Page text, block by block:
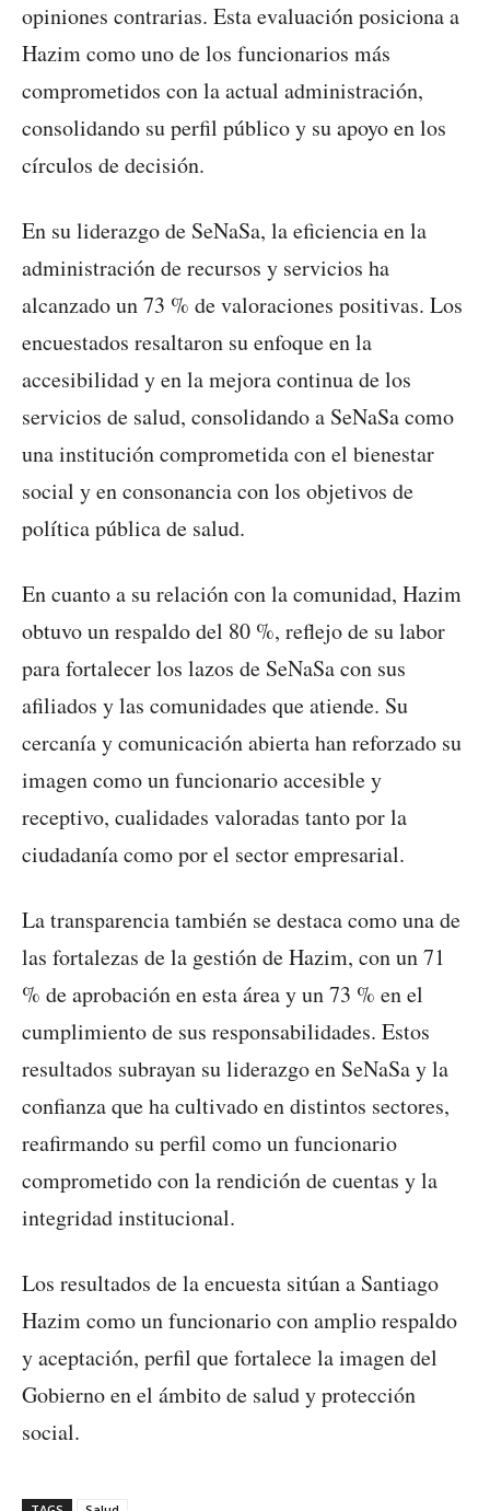
opiniones contrarias. Esta evaluación posiciona a
Hazim como uno de los funcionarios más
comprometidos con la actual administración,
consolidando su perfil público y su apoyo en los
círculos de decisión.
En su liderazgo de SeNaSa, la eficiencia en la
administración de recursos y servicios ha
alcanzado un 73 % de valoraciones positivas. Los
encuestados resaltaron su enfoque en la
accesibilidad y en la mejora continua de los
servicios de salud, consolidando a SeNaSa como
una institución comprometida con el bienestar
social y en consonancia con los objetivos de
política pública de salud.
En cuanto a su relación con la comunidad, Hazim
obtuvo un respaldo del 80 %, reflejo de su labor
para fortalecer los lazos de SeNaSa con sus
afiliados y las comunidades que atiende. Su
cercanía y comunicación abierta han reforzado su
imagen como un funcionario accesible y
receptivo, cualidades valoradas tanto por la
ciudadanía como por el sector empresarial.
La transparencia también se destaca como una de
las fortalezas de la gestión de Hazim, con un 71
% de aprobación en esta área y un 73 % en el
cumplimiento de sus responsabilidades. Estos
resultados subrayan su liderazgo en SeNaSa y la
confianza que ha cultivado en distintos sectores,
reafirmando su perfil como un funcionario
comprometido con la rendición de cuentas y la
integridad institucional.
Los resultados de la encuesta sitúan a Santiago
Hazim como un funcionario con amplio respaldo
y aceptación, perfil que fortalece la imagen del
Gobierno en el ámbito de salud y protección
social.